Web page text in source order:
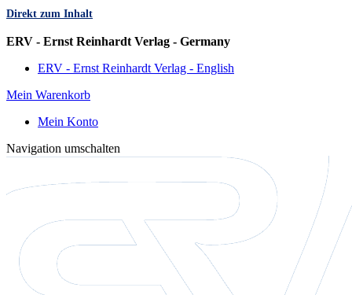
Direkt zum Inhalt
ERV - Ernst Reinhardt Verlag - Germany
ERV - Ernst Reinhardt Verlag - English
Mein Warenkorb
Mein Konto
Navigation umschalten